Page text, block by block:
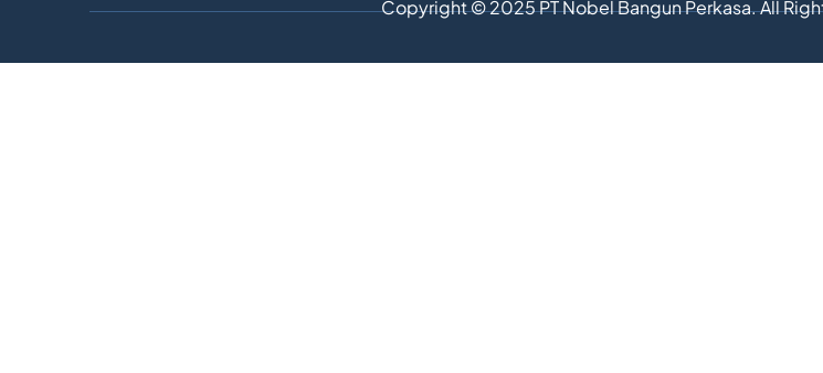
Copyright © 2025 PT Nobel Bangun Perkasa. All